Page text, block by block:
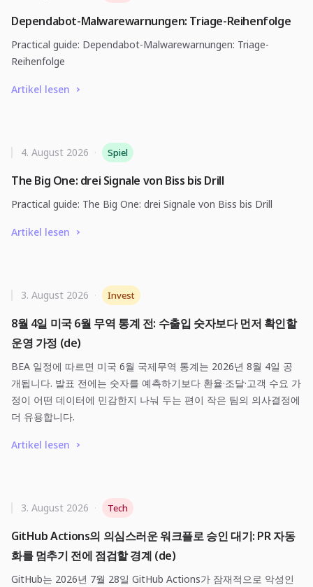
Dependabot-Malwarewarnungen: Triage-Reihenfolge
Practical guide: Dependabot-Malwarewarnungen: Triage-
Reihenfolge
Artikel lesen
The Big One: drei Signale von Biss bis Drill
4. August 2026 · Spiel
Practical guide: The Big One: drei Signale von Biss bis Drill
Artikel lesen
8월 4일 미국 6월 무역 통계 전: 수출입 숫자보다 먼저 확인할
운영 가정 (de)
3. August 2026 · Invest
BEA 일정에 따르면 미국 6월 국제무역 통계는 2026년 8월 4일 공
개됩니다. 발표 전에는 숫자를 예측하기보다 환율·조달·고객 수요 가
정이 어떤 데이터에 민감한지 나눠 두는 편이 작은 팀의 의사결정에
더 유용합니다.
Artikel lesen
GitHub Actions의 의심스러운 워크플로 승인 대기: PR 자동
화를 멈추기 전에 점검할 경계 (de)
3. August 2026 · Tech
GitHub는 2026년 7월 28일 GitHub Actions가 잠재적으로 악성인